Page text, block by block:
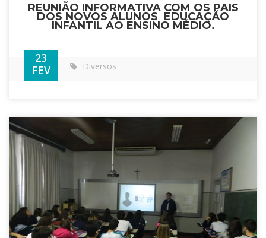
REUNIÃO INFORMATIVA COM OS PAIS
DOS NOVOS ALUNOS  EDUCAÇÃO
INFANTIL AO ENSINO MÉDIO.
23
FEV
Diversos